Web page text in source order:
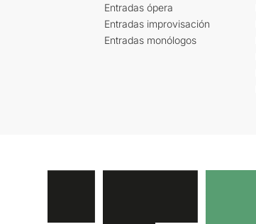
Entradas ópera
Entradas improvisación
Entradas monólogos